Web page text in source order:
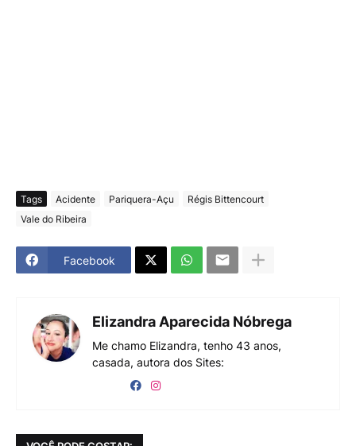
Tags Acidente Pariquera-Açu
Régis Bittencourt
Vale do Ribeira
Facebook
Elizandra Aparecida Nóbrega
Me chamo Elizandra, tenho 43 anos,
casada, autora dos Sites: